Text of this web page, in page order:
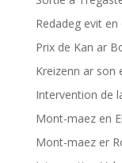
Redadeg evit en
Prix de Kan ar
Kreizenn ar son
Intervention de
Mont-maez en
Mont-maez er
Intervention